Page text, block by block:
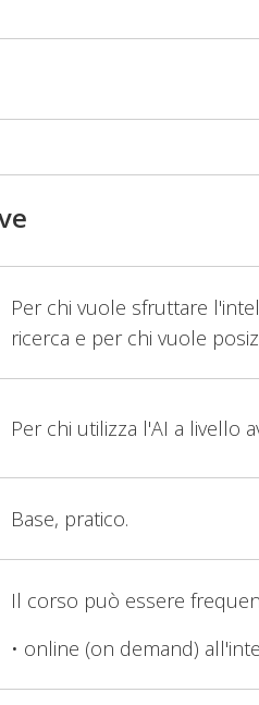
Per chi vuole sfruttare
ricerca e per chi vuole
Per chi utilizza l'AI a livello
Base, pratico.
Il corso può essere
• online (on demand)